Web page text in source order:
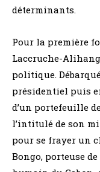
déterminants.
Pour la première
Laccruche-
politique.
présidentiel puis
d’un portefeuille
l’intitulé de son
pour se frayer un
Bongo, porteuse